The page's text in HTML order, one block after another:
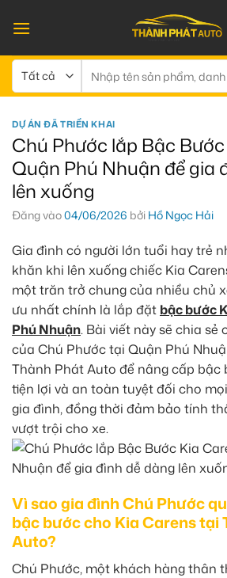
qua
dung
kiếm:
DỰ ÁN ĐÃ TRIỂN KHAI
Chú Phước lắp Bậc
Quận Phú Nhuận để gia
lên xuống
Đăng vào04/06/2026 bởi Hồ Ngọc Hải
Gia đình có người lớn tuổi hay trẻ
khăn khi lên xuống chiếc Kia
một trăn trở chung của nhiều chủ
ưu nhất chính là lắp đặt bậc bước
Phú Nhuận. Bài viết này sẽ chia
của Chú Phước tại Quận Phú
Thành Phát Auto để nâng cấp bậc
tiện lợi và an toàn tuyệt đối cho
gia đình, đồng thời đảm bảo tính
vượt trội cho xe.
Vì sao gia đình Chú Phước
bậc bước cho Kia Carens tại
Auto?
Chú Phước, một khách hàng thân